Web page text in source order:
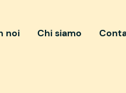
noi Chi siamo